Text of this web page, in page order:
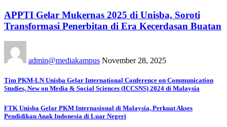
APPTI Gelar Mukernas 2025 di Unisba, Soroti
Transformasi Penerbitan di Era Kecerdasan Buatan
admin@mediakampus November 28, 2025
Tim PKM-LN Unisba Gelar International Conference on Communication
Studies, New on Media & Social Sciences (ICCSNS) 2024 di Malaysia
FTK Unisba Gelar PKM Internasional di Malaysia, Perkuat Akses
Pendidikan Anak Indonesia di Luar Negeri